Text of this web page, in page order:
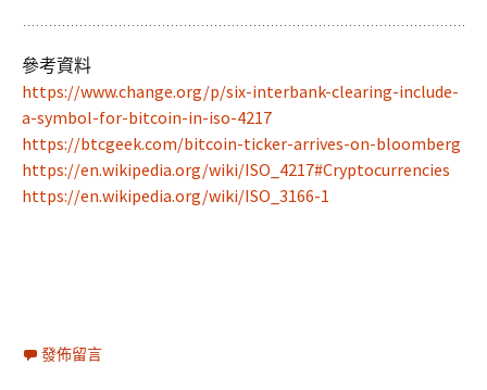
參考資料
https://www.change.org/p/six-interbank-clearing-include-
a-symbol-for-bitcoin-in-iso-4217
https://btcgeek.com/bitcoin-ticker-arrives-on-bloomberg
https://en.wikipedia.org/wiki/ISO_4217#Cryptocurrencies
https://en.wikipedia.org/wiki/ISO_3166-1
發佈留言